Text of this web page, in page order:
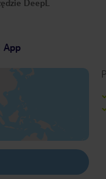
większe.
DeepL
App